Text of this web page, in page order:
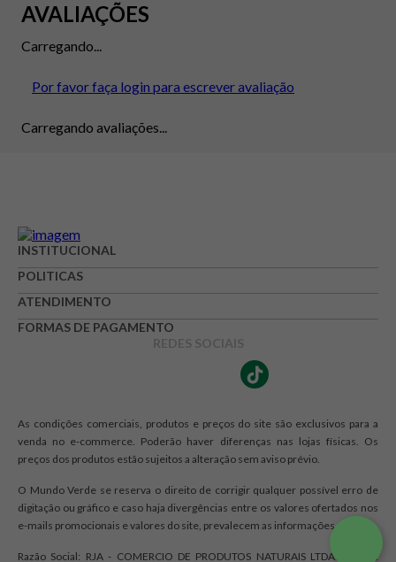
AVALIAÇÕES
Carregando...
Por favor faça login para escrever avaliação
Carregando avaliações...
INSTITUCIONAL
POLITICAS
ATENDIMENTO
FORMAS DE PAGAMENTO
REDES SOCIAIS
As condições comerciais, produtos e preços do site são exclusivos para a
venda no e-commerce. Poderão haver diferenças nas lojas físicas. Os
preços dos produtos estão sujeitos a alteração sem aviso prévio.
O Mundo Verde se reserva o direito de corrigir qualquer possível erro de
digitação ou gráfico e caso haja divergências entre os valores ofertados nos
e-mails promocionais e valores do site, prevalecem as informações do site.
Razão Social: RJA - COMERCIO DE PRODUTOS NATURAIS LTDA. | CNPJ: